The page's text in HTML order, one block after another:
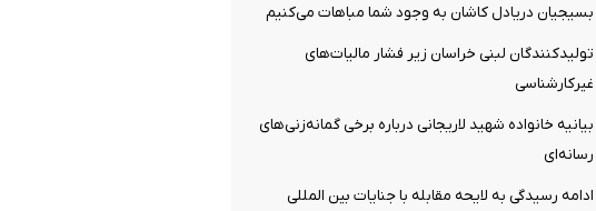
بسیجیان‌ دریادل‌ کاشان به‌ وجود شما مباهات می‌کنیم
تولیدکنندگان لبنی خراسان زیر فشار مالیات‌های
غیرکارشناسی
بیانیه خانواده شهید لاریجانی درباره برخی گمانه‌زنی‌های
رسانه‌ای
ادامه رسیدگی به لایحه مقابله با جنایات بین المللی